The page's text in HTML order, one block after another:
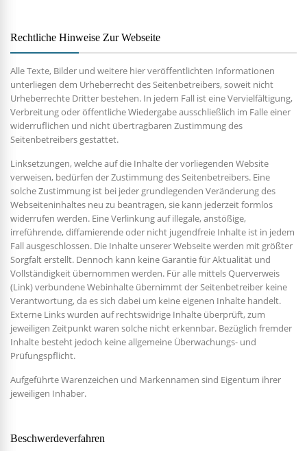
Rechtliche Hinweise Zur Webseite
Alle Texte, Bilder und weitere hier veröffentlichten Informationen
unterliegen dem Urheberrecht des Seitenbetreibers, soweit nicht
Urheberrechte Dritter bestehen. In jedem Fall ist eine Vervielfältigung,
Verbreitung oder öffentliche Wiedergabe ausschließlich im Falle einer
widerruflichen und nicht übertragbaren Zustimmung des
Seitenbetreibers gestattet.
Linksetzungen, welche auf die Inhalte der vorliegenden Website
verweisen, bedürfen der Zustimmung des Seitenbetreibers. Eine
solche Zustimmung ist bei jeder grundlegenden Veränderung des
Webseiteninhaltes neu zu beantragen, sie kann jederzeit formlos
widerrufen werden. Eine Verlinkung auf illegale, anstößige,
irreführende, diffamierende oder nicht jugendfreie Inhalte ist in jedem
Fall ausgeschlossen. Die Inhalte unserer Webseite werden mit größter
Sorgfalt erstellt. Dennoch kann keine Garantie für Aktualität und
Vollständigkeit übernommen werden. Für alle mittels Querverweis
(Link) verbundene Webinhalte übernimmt der Seitenbetreiber keine
Verantwortung, da es sich dabei um keine eigenen Inhalte handelt.
Externe Links wurden auf rechtswidrige Inhalte überprüft, zum
jeweiligen Zeitpunkt waren solche nicht erkennbar. Bezüglich fremder
Inhalte besteht jedoch keine allgemeine Überwachungs- und
Prüfungspflicht.
Aufgeführte Warenzeichen und Markennamen sind Eigentum ihrer
jeweiligen Inhaber.
Beschwerdeverfahren